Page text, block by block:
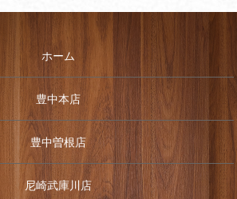
ホーム
豊中本店
豊中曽根店
尼崎武庫川店